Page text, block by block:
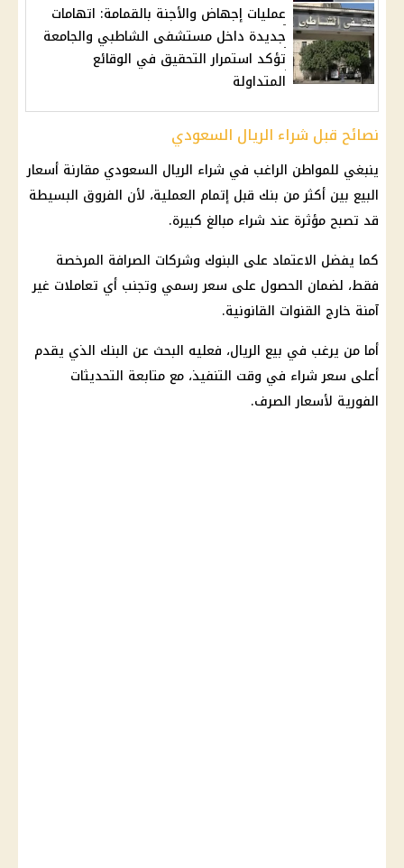
عمليات إجهاض والأجنة بالقمامة: اتهامات
جديدة داخل مستشفى الشاطبي والجامعة
تؤكد استمرار التحقيق في الوقائع
المتداولة
نصائح قبل شراء الريال السعودي
ينبغي للمواطن الراغب في شراء الريال السعودي مقارنة أسعار
البيع بين أكثر من بنك قبل إتمام العملية، لأن الفروق البسيطة
قد تصبح مؤثرة عند شراء مبالغ كبيرة.
كما يفضل الاعتماد على البنوك وشركات الصرافة المرخصة
فقط، لضمان الحصول على سعر رسمي وتجنب أي تعاملات غير
آمنة خارج القنوات القانونية.
أما من يرغب في بيع الريال، فعليه البحث عن البنك الذي يقدم
أعلى سعر شراء في وقت التنفيذ، مع متابعة التحديثات
الفورية لأسعار الصرف.